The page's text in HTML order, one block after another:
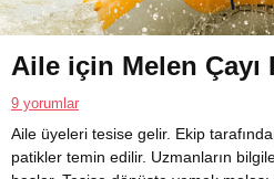
Aile için Melen Çayı
9 yorumlar
Aile üyeleri tesise gelir. Ekip
patikler temin edilir. Uzmanların